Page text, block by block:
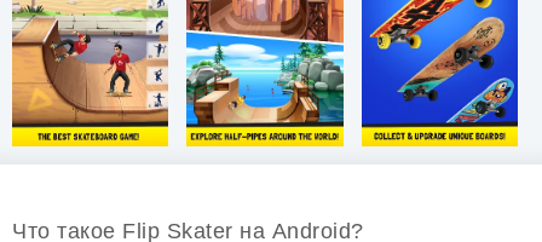
Что такое Flip Skater на Android?